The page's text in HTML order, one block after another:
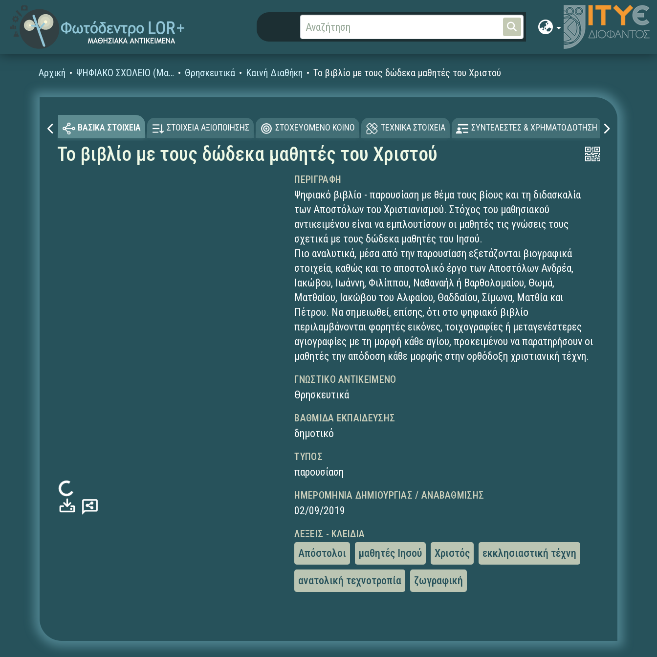
Αρχική ΨΗΦΙΑΚΟ ΣΧΟΛΕΙΟ (Μαθησιακά Αντικείμενα) Θρησκευτικά Καινή Διαθήκη Το βιβλίο με τους δώδεκα μαθητές του Χριστού
ΒΑΣΙΚΑ ΣΤΟΙΧΕΙΑ ΣΤΟΙΧΕΙΑ ΑΞΙΟΠΟΙΗΣΗΣ ΣΤΟΧΕΥΟΜΕΝΟ ΚΟΙΝΟ ΤΕΧΝΙΚΑ ΣΤΟΙΧΕΙΑ ΣΥΝΤΕΛΕΣΤΕΣ & ΧΡΗΜΑΤΟΔΟΤΗΣΗ
Το βιβλίο με τους δώδεκα μαθητές του Χριστού
Φόρτωση...
ΠΕΡΙΓΡΑΦΉ
Ψηφιακό βιβλίο - παρουσίαση με θέμα τους βίους και τη διδασκαλία
των Αποστόλων του Χριστιανισμού. Στόχος του μαθησιακού
αντικειμένου είναι να εμπλουτίσουν οι μαθητές τις γνώσεις τους
σχετικά με τους δώδεκα μαθητές του Ιησού.
Πιο αναλυτικά, μέσα από την παρουσίαση εξετάζονται βιογραφικά
στοιχεία, καθώς και το αποστολικό έργο των Αποστόλων Ανδρέα,
Ιακώβου, Ιωάννη, Φιλίππου, Ναθαναήλ ή Βαρθολομαίου, Θωμά,
Ματθαίου, Ιακώβου του Αλφαίου, Θαδδαίου, Σίμωνα, Ματθία και
Πέτρου. Να σημειωθεί, επίσης, ότι στο ψηφιακό βιβλίο
περιλαμβάνονται φορητές εικόνες, τοιχογραφίες ή μεταγενέστερες
αγιογραφίες με τη μορφή κάθε αγίου, προκειμένου να παρατηρήσουν οι
μαθητές την απόδοση κάθε μορφής στην ορθόδοξη χριστιανική τέχνη.
ΓΝΩΣΤΙΚΌ ΑΝΤΙΚΕΊΜΕΝΟ
Θρησκευτικά
ΒΑΘΜΊΔΑ ΕΚΠΑΊΔΕΥΣΗΣ
δημοτικό
ΤΎΠΟΣ
παρουσίαση
ΗΜΕΡΟΜΗΝΊΑ ΔΗΜΙΟΥΡΓΊΑΣ / ΑΝΑΒΆΘΜΙΣΗΣ
02/09/2019
ΛΈΞΕΙΣ - ΚΛΕΙΔΙΆ
Απόστολοι μαθητές Ιησού Χριστός εκκλησιαστική τέχνη
ανατολική τεχνοτροπία ζωγραφική